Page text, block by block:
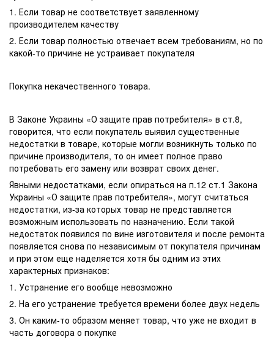
1. Если товар не соответствует заявленному
производителем качеству
2. Если товар полностью отвечает всем требованиям, но по
какой-то причине не устраивает покупателя
Покупка некачественного товара.
В Законе Украины «О защите прав потребителя» в ст.8,
говорится, что если покупатель выявил существенные
недостатки в товаре, которые могли возникнуть только по
причине производителя, то он имеет полное право
потребовать его замену или возврат своих денег.
Явными недостатками, если опираться на п.12 ст.1 Закона
Украины «О защите прав потребителя», могут считаться
недостатки, из-за которых товар не представляется
возможным использовать по назначению. Если такой
недостаток появился по вине изготовителя и после ремонта
появляется снова по независимым от покупателя причинам
и при этом еще наделяется хотя бы одним из этих
характерных признаков:
1. Устранение его вообще невозможно
2. На его устранение требуется времени более двух недель
3. Он каким-то образом меняет товар, что уже не входит в
часть договора о покупке